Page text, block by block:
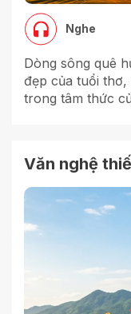
Nghe
Dòng sông quê
đẹp của tuổi
trong tâm thức
Văn nghệ